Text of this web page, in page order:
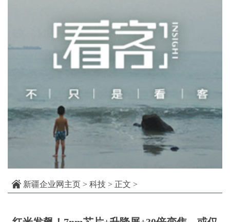
新疆企业网主页 > 科技 > 正文 >